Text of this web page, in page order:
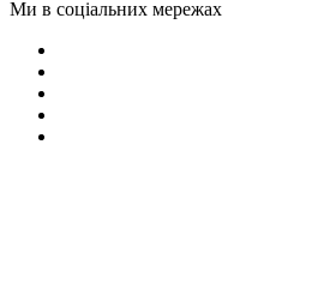
Ми в соціальних мережах